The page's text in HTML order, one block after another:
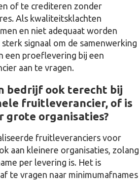
of te crediteren zonder
Als kwaliteitsklachten
en niet adequaat worden
signaal om de samenwerking
een proeflevering bij een
aan te vragen.
bedrijf ook terecht bij
fruitleverancier, of is
grote organisaties?
fruitleveranciers voor
aan kleinere organisaties, zolang
per levering is. Het is
te vragen naar minimumafnames